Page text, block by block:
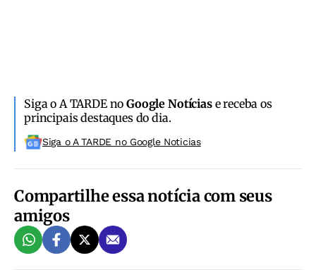
Siga o A TARDE noGoogle Notíciase receba os
principais destaques do dia.
Siga o A TARDE no Google Noticias
Compartilhe essa notícia com seus
amigos